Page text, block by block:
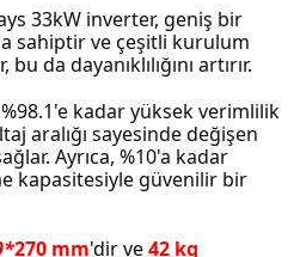
33kW inverter, geniş bir
sahiptir ve çeşitli kurulum
da dayanıklılığını artırır.
kadar yüksek verimlilik
aralığı sayesinde değişen
Ayrıca, %10'a kadar
kapasitesiyle güvenilir bir
270 mm'dir ve42 kg